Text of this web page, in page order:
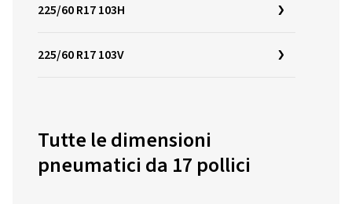
225/60 R17 103H
225/60 R17 103V
Tutte le dimensioni
pneumatici da 17 pollici